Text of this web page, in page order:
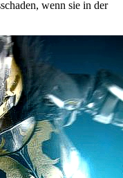
wenn sie in der